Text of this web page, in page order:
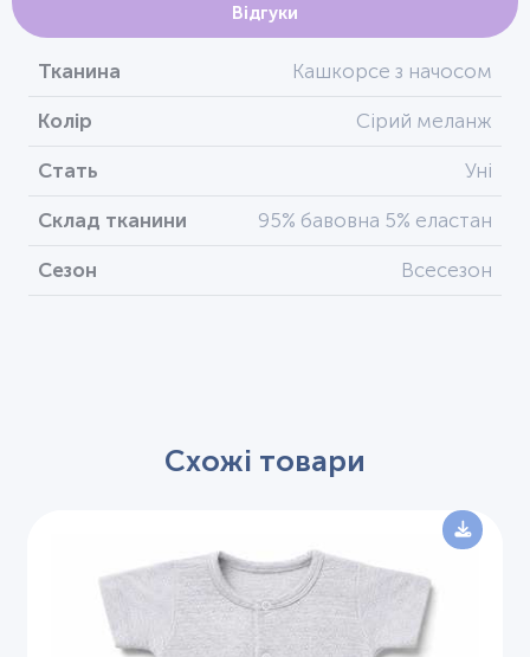
Відгуки
Тканина Кашкорсе з начосом
Колір Сірий меланж
Стать Уні
Склад тканини 95% бавовна 5% еластан
Сезон Всесезон
Схожі товари